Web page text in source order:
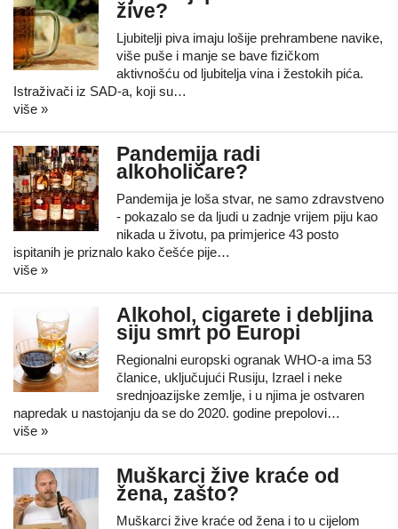
žive?
Ljubitelji piva imaju lošije prehrambene navike,
više puše i manje se bave fizičkom
aktivnošću od ljubitelja vina i žestokih pića.
Istraživači iz SAD-a, koji su…
više »
Pandemija radi
alkoholičare?
Pandemija je loša stvar, ne samo zdravstveno
- pokazalo se da ljudi u zadnje vrijem piju kao
nikada u životu, pa primjerice 43 posto
ispitanih je priznalo kako češće pije…
više »
Alkohol, cigarete i debljina
siju smrt po Europi
Regionalni europski ogranak WHO-a ima 53
članice, uključujući Rusiju, Izrael i neke
srednjoazijske zemlje, i u njima je ostvaren
napredak u nastojanju da se do 2020. godine prepolovi…
više »
Muškarci žive kraće od
žena, zašto?
Muškarci žive kraće od žena i to u cijelom